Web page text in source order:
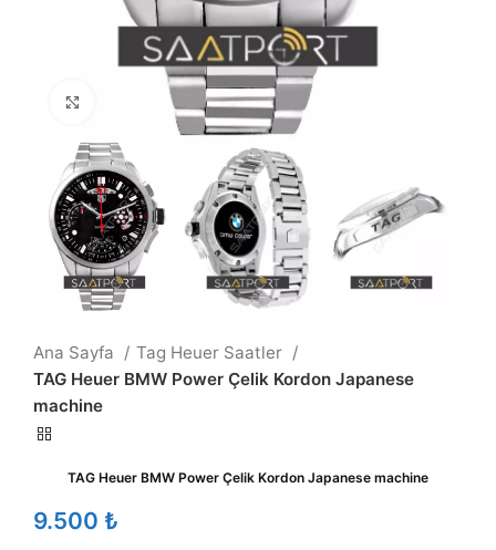
Büyütmek için tıklayın
Ana Sayfa
Tag Heuer Saatler
TAG Heuer BMW Power Çelik Kordon Japanese
machine
TAG Heuer BMW Power Çelik Kordon Japanese machine
₺